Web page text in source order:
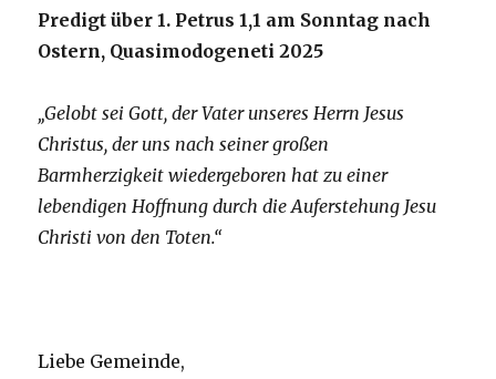
Predigt über 1. Petrus 1,1 am Sonntag nach
Ostern, Quasimodogeneti 2025
„Gelobt sei Gott, der Vater unseres Herrn Jesus
Christus, der uns nach seiner großen
Barmherzigkeit wiedergeboren hat zu einer
lebendigen Hoffnung durch die Auferstehung Jesu
Christi von den Toten.“
Liebe Gemeinde,